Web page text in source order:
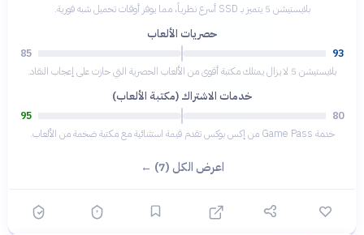
بلايستيشن 5 يتميز بـ SSD أسرع نظرياً، مما يوفر أوقات تحميل شبه فورية.
حصريات الألعاب
93
85
بلايستيشن 5 لا يزال يمتلك مكتبة أقوى من الألعاب الحصرية التي حازت على إعجاب النقاد.
خدمات الاشتراك (مكتبة الألعاب)
80
95
خدمة Game Pass من إكس بوكس تقدم قيمة استثنائية مع مكتبة ضخمة من الألعاب.
اعرض الكل (7) ←